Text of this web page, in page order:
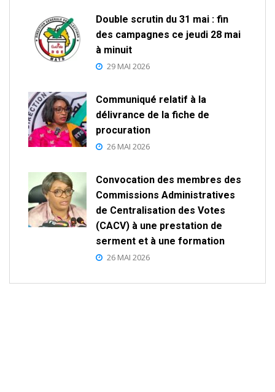
Double scrutin du 31 mai : fin
des campagnes ce jeudi 28 mai
à minuit
29 MAI 2026
Communiqué relatif à la
délivrance de la fiche de
procuration
26 MAI 2026
Convocation des membres des
Commissions Administratives
de Centralisation des Votes
(CACV) à une prestation de
serment et à une formation
26 MAI 2026